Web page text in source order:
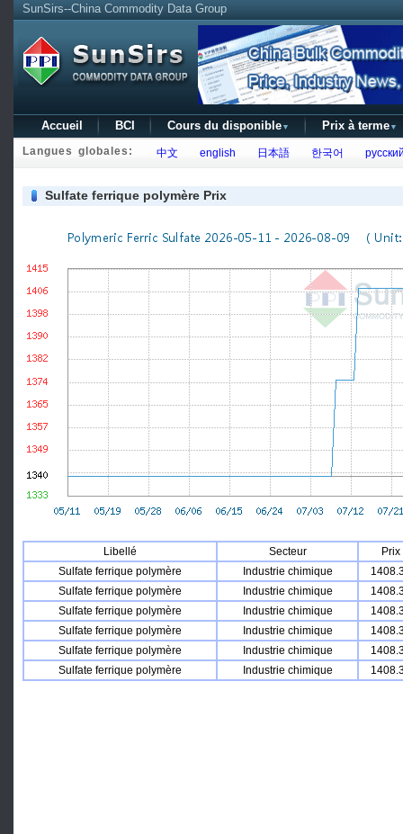
SunSirs--China Commodity Data Group
Accueil BCI Cours du disponible ▼ Prix à terme ▼
Langues globales: 中文 english 日本語 한국어
Sulfate ferrique polymère Prix
Libellé Secteur
Prix
Sulfate ferrique polymère
Industrie chimique
Sulfate ferrique polymère
Industrie chimique
Sulfate ferrique polymère
Industrie chimique
Sulfate ferrique polymère
Industrie chimique
Sulfate ferrique polymère
Industrie chimique
Sulfate ferrique polymère
Industrie chimique